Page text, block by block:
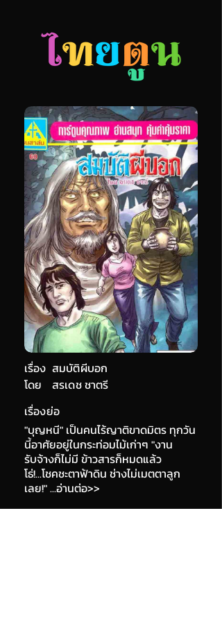
เรื่อง สมบัติผีบอก
สรเดช ชาตรี
โดย
เรื่องย่อ
"บุญหนี" เป็นคนไร้ญาติขาดมิตร ทุกวัน
นี้อาศัยอยู่ในกระท่อมไม้เก่าๆ "งาน
รับจ้างก็ไม่มี ข้าวสารก็หมดแล้ว
โธ่!...โชคชะตาฟ้าดิน ช่างไม่เมตตาลูก
เลย!" ...อ่านต่อ>>